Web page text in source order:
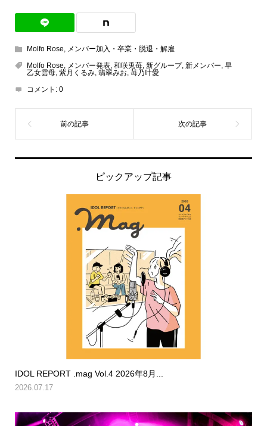
Molfo Rose, メンバー加入・卒業・脱退・解雇
Molfo Rose, メンバー発表, 和咲兎苺, 新グループ, 新メンバー, 早
乙女雲母, 紫月くるみ, 翡翠みお, 苺乃叶愛
コメント: 0
ピックアップ記事
IDOL REPORT .mag Vol.4 2026年8月...
2026.07.17